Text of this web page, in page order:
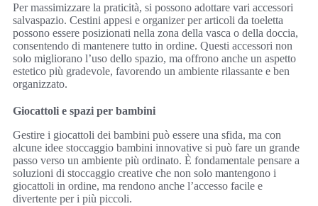
Per massimizzare la praticità, si possono adottare vari accessori
salvaspazio. Cestini appesi e organizer per articoli da toeletta
possono essere posizionati nella zona della vasca o della doccia,
consentendo di mantenere tutto in ordine. Questi accessori non
solo migliorano l’uso dello spazio, ma offrono anche un aspetto
estetico più gradevole, favorendo un ambiente rilassante e ben
organizzato.
Giocattoli e spazi per bambini
Gestire i giocattoli dei bambini può essere una sfida, ma con
alcune idee stoccaggio bambini innovative si può fare un grande
passo verso un ambiente più ordinato. È fondamentale pensare a
soluzioni di stoccaggio creative che non solo mantengono i
giocattoli in ordine, ma rendono anche l’accesso facile e
divertente per i più piccoli.